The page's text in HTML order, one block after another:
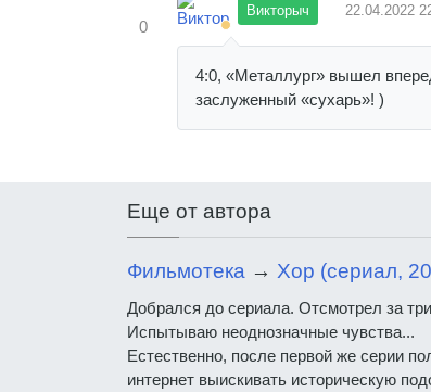
0
Викторыч 22.04.2022
4:0, «Металлург» вышел
заслуженный «сухарь»! )
Еще от автора
Фильмотека → Хор (сериал,
Добрался до сериала. Отсмотрел за
Испытываю неоднозначные чувства...
Естественно, после первой же серии
интернет выискивать историческую